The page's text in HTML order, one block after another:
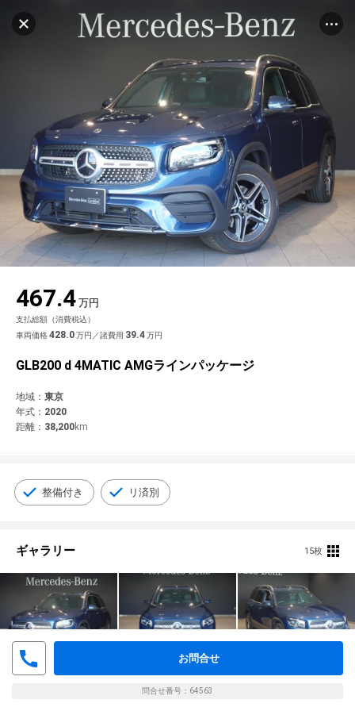
設定中
販売店検索
エリア別最新ニュース
品質と保証
ローン・リース
自動車保険
カタログ情報
ログイン
マイアカウント
マイリスト
保存した検索条件
問合せ履歴
アカウントの確認・編集
ログアウト
アフターサービス
アフターサービス
車検／定期点検
コーティング
タイヤ交換
ボディ修理
エンジンオイル
企業情報
企業概要
業績決算情報
プレスリリース
ヤナセの歴史
採用情報
リンク
ヤナセ認定中古車
BMW認定中古車
フォルクスワーゲン認定中古車
AUDI認定中古車
プライバシーポリシー ソーシャルメディアポリシー
利用規約 会社概要
金融商品の勧誘方針
退会について
© 2021 YANASE & CO.,LTD. ALL RIGHTS RESERVED.
467.4 万円
支払総額（消費税込）
車両価格428.0万円／諸費用 39.4万円
GLB200 d 4МATIC AМGラインパッケージ
地域： 東京
年式： 2020
距離： 38,200km
整備付き リ済別
ギャラリー 15枚
お問合せ
問合せ番号：64563
マイリストに追加
電話で問い合わせ
キャンセル
宮園輸入車販売株式会社 メルセデス・ベンツ
西東京
サーティファイドカーセンター
販売店情報
地図を見る
在庫一覧